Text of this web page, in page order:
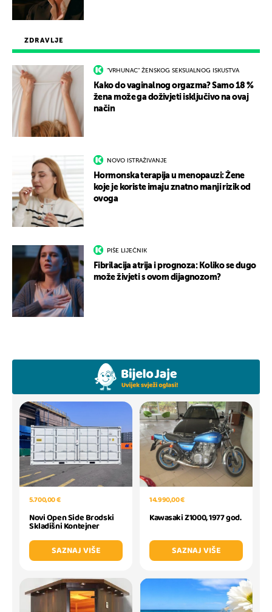
ZDRAVLJE
"VRHUNAC" ŽENSKOG SEKSUALNOG ISKUSTVA
Kako do vaginalnog orgazma? Samo 18 %
žena može ga doživjeti isključivo na ovaj
način
NOVO ISTRAŽIVANJE
Hormonska terapija u menopauzi: Žene
koje je koriste imaju znatno manji rizik od
ovoga
PIŠE LIJEČNIK
Fibrilacija atrija i prognoza: Koliko se dugo
može živjeti s ovom dijagnozom?
5.700,00 €
Novi Open Side Brodski
Skladišni Kontejner
SAZNAJ VIŠE
14.990,00 €
Kawasaki Z1000, 1977 god.
SAZNAJ VIŠE